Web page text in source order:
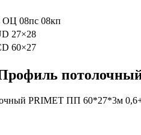
ОЦ 08пс 08кп
27×28
60×27
PRIMET ПП 60*27*3м 0,6+